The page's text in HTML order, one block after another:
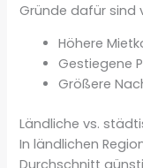
Gründe dafür sind
Höhere
Gestiegene
Größere
Ländliche vs.
In ländlichen